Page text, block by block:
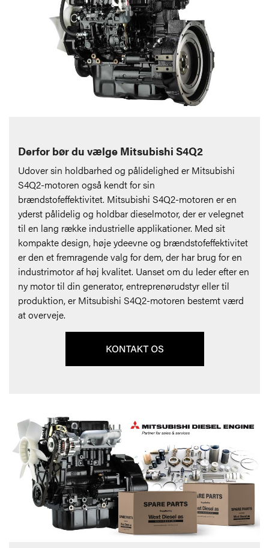
Derfor bør du vælge Mitsubishi S4Q2
Udover sin holdbarhed og pålidelighed er Mitsubishi
S4Q2-motoren også kendt for sin
brændstofeffektivitet. Mitsubishi S4Q2-motoren er en
yderst pålidelig og holdbar dieselmotor, der er velegnet
til en lang række industrielle applikationer. Med sit
kompakte design, høje ydeevne og brændstofeffektivitet
er den et fremragende valg for dem, der har brug for en
industrimotor af høj kvalitet. Uanset om du leder efter en
ny motor til din generator, entreprenørudstyr eller til
produktion, er Mitsubishi S4Q2-motoren bestemt værd
at overveje.